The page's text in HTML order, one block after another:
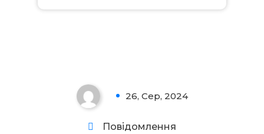
26, Сер, 2024
Повідомлення